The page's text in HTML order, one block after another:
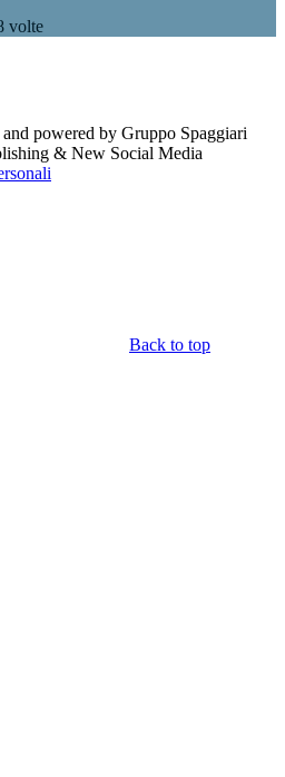
volte
powered by Gruppo Spaggiari
& New Social Media
Back to top